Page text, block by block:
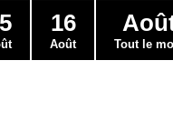
16
Août Tout le